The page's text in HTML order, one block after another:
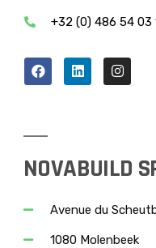
+32 (0) 486 54 03
NOVABUILD
Avenue du
1080 Molenbeek